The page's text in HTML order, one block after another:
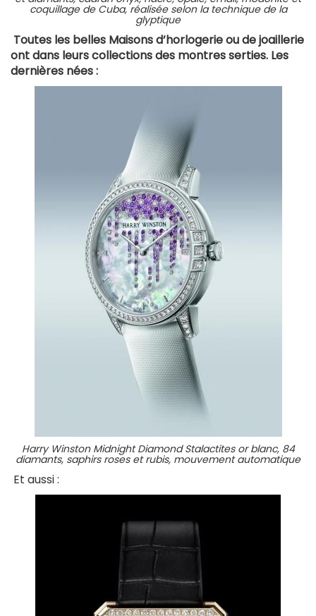
coquillage de Cuba, réalisée selon la technique de la
glyptique
Toutes les belles Maisons d’horlogerie ou de joaillerie
ont dans leurs collections des montres serties. Les
dernières nées :
Harry Winston Midnight Diamond Stalactites or blanc, 84
diamants, saphirs roses et rubis, mouvement automatique
Et aussi :